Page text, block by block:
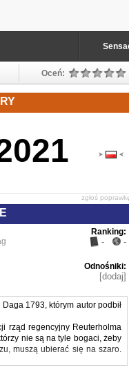
Oceń:
zgłoś
Ranking:
- -
Odnośniki:
[dodaj]
1793, którym autor podbił
rząd regencyjny Reuterholma
nie są na tyle bogaci, żeby
muszą ubierać się na szaro.